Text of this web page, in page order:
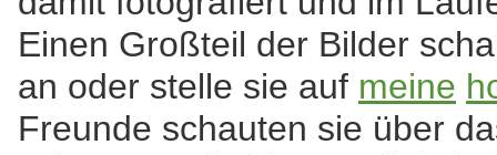
Einen Großteil der Bilder
an oder stelle sie auf meine
Freunde schauten sie über